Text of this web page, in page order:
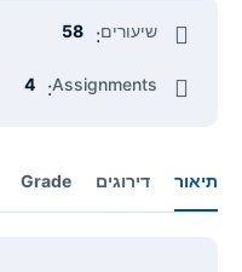
שיעורים:
58
Assignments
:
4
תיאור דירוגים Grade